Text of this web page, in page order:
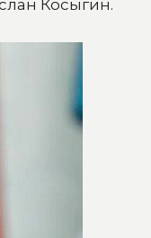
Косыгин.